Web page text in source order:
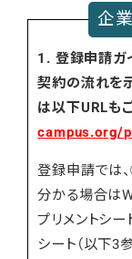
企
1. 登録申請ガ
契約の流れを
は以下URLも
campus.org/
登録申請では
分かる場合は
プリメントシ
シート（以下3